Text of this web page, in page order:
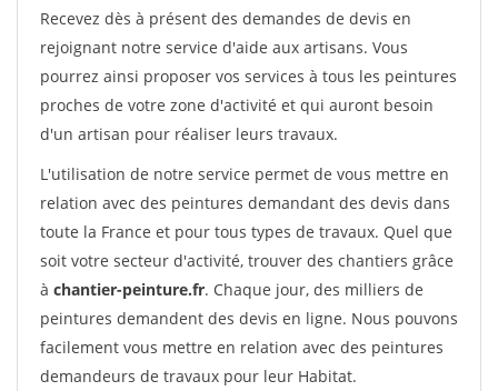
Recevez dès à présent des demandes de devis en
rejoignant notre service d'aide aux artisans. Vous
pourrez ainsi proposer vos services à tous les peintures
proches de votre zone d'activité et qui auront besoin
d'un artisan pour réaliser leurs travaux.
L'utilisation de notre service permet de vous mettre en
relation avec des peintures demandant des devis dans
toute la France et pour tous types de travaux. Quel que
soit votre secteur d'activité, trouver des chantiers grâce
à chantier-peinture.fr. Chaque jour, des milliers de
peintures demandent des devis en ligne. Nous pouvons
facilement vous mettre en relation avec des peintures
demandeurs de travaux pour leur Habitat.